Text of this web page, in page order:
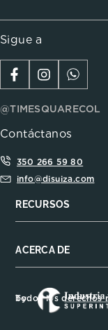
Sigue a
@TIMESQUARECOL
Contáctanos
350 266 59 80
info@disuiza.com
RECURSOS
ACERCA DE
Todos los derechos reservados Time Square 2022 Empowered by